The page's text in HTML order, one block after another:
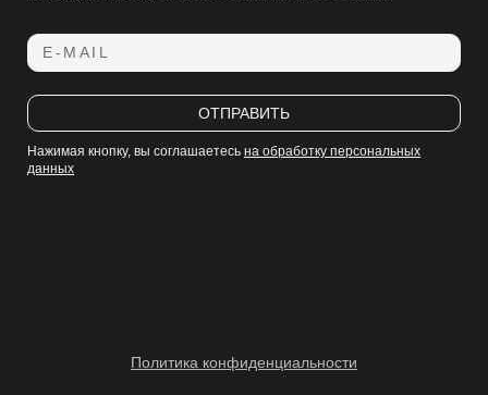
E-MAIL
ОТПРАВИТЬ
Нажимая кнопку, вы соглашаетесьна обработку персональных
данных
Политика конфиденциальности